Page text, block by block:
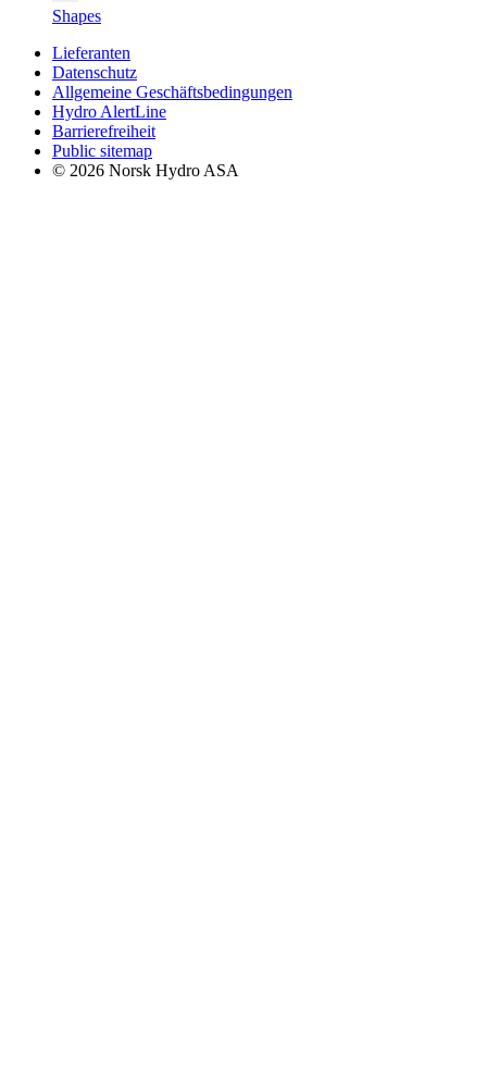
Shapes
Lieferanten
Datenschutz
Allgemeine Geschäftsbedingungen
Hydro AlertLine
Barrierefreiheit
Public sitemap
© 2026 Norsk Hydro ASA